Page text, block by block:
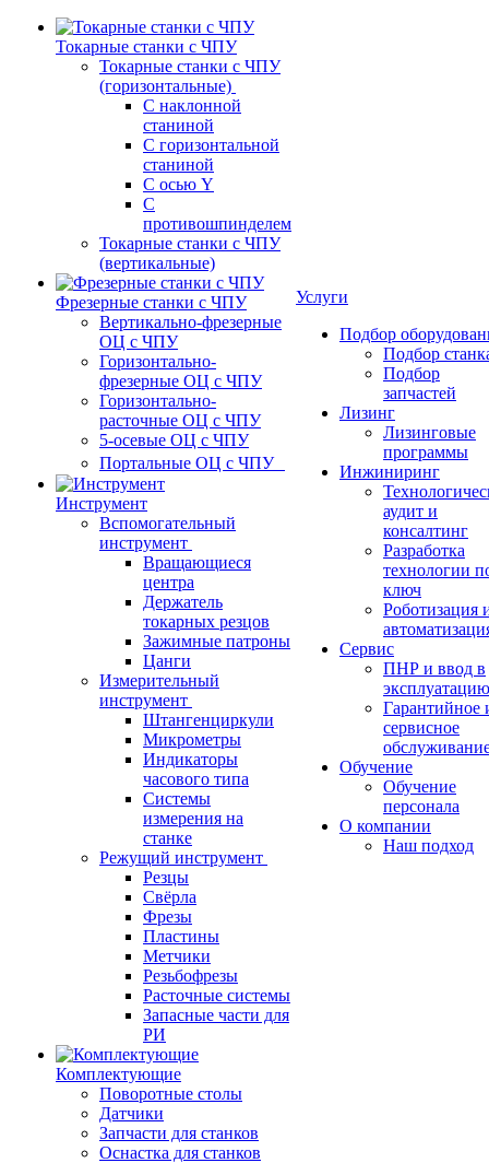
Токарные станки с ЧПУ
Токарные станки с ЧПУ
(горизонтальные)
С наклонной
станиной
С горизонтальной
станиной
С осью Y
С
противошпинделем
Токарные станки с ЧПУ
(вертикальные)
Фрезерные станки с ЧПУ
Вертикально-фрезерные
ОЦ с ЧПУ
Горизонтально-
фрезерные ОЦ с ЧПУ
Горизонтально-
расточные ОЦ с ЧПУ
5-осевые ОЦ с ЧПУ
Портальные ОЦ с ЧПУ
Инструмент
Вспомогательный
инструмент
Вращающиеся
центра
Держатель
токарных резцов
Зажимные патроны
Цанги
Измерительный
инструмент
Штангенциркули
Микрометры
Индикаторы
часового типа
Системы
измерения на
станке
Режущий инструмент
Резцы
Свёрла
Фрезы
Пластины
Метчики
Резьбофрезы
Расточные системы
Запасные части для
РИ
Комплектующие
Поворотные столы
Датчики
Запчасти для станков
Оснастка для станков
Услуги
Подбор
Подбор
Подбор
запчастей
Лизинг
Лизинговые
программы
Инжиниринг
аудит и
консалтинг
Разработка
технологии
ключ
Роботизация
Сервис
ПНР и ввод в
эксплуатацию
Гарантийное
сервисное
Обучение
Обучение
персонала
О компании
Наш подход